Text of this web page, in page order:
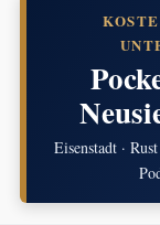
Eisenstadt ·